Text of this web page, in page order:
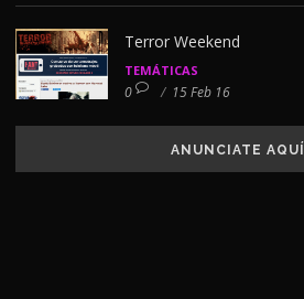
Terror Weekend
TEMÁTICAS
0 / 15 Feb 16
ANUNCIATE AQUÍ